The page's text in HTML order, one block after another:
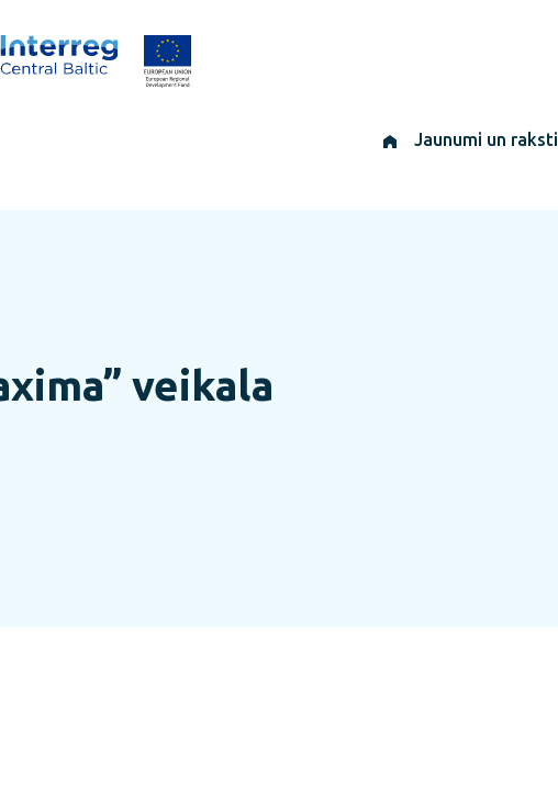
Jaunumi un raksti
veikala